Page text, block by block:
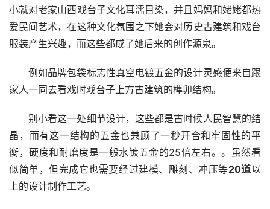
小就对老家山西戏台子文化耳濡目染，并且妈妈和姥姥都热
爱民间艺术，在这种文化氛围之下她会对历史古建筑和戏台
服装产生兴趣，而这些都成了她后来的创作源泉。
例如品牌包袋标志性真空电镀五金的设计灵感便来自跟
家人一同去看戏时戏台子上方古建筑的榫卯结构。
别小看这一处细节设计，这些都是古时候人民智慧的结
晶，而有这一结构的五金也兼顾了一秒开合和牢固性的平
衡，硬度和耐磨度是一般水镀五金的25倍左右。。虽然看
似简单，但完成它也需要经过建模、雕刻、冲压等20道以
上的设计制作工艺。